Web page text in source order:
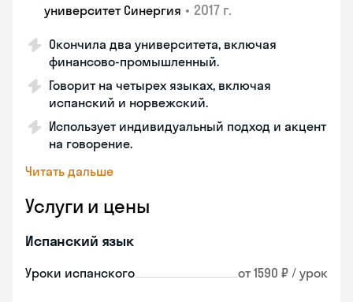
университет Синергия • 2017 г.
Окончила два университета, включая
финансово-промышленный.
Говорит на четырех языках, включая
испанский и норвежский.
Использует индивидуальный подход и акцент
на говорение.
Читать дальше
Услуги и цены
Испанский язык
Уроки испанского от 1590 ₽ / урок